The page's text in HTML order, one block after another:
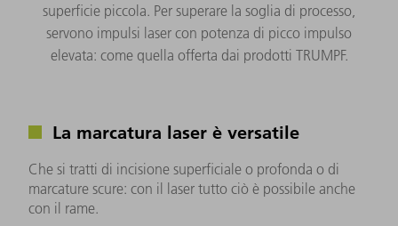
superficie piccola. Per superare la soglia di processo,
servono impulsi laser con potenza di picco impulso
elevata: come quella offerta dai prodotti TRUMPF.
La marcatura laser è versatile
Che si tratti di incisione superficiale o profonda o di
marcature scure: con il laser tutto ciò è possibile anche
con il rame.